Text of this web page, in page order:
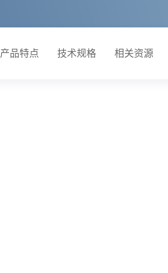
产品特点 技术规格 相关资源